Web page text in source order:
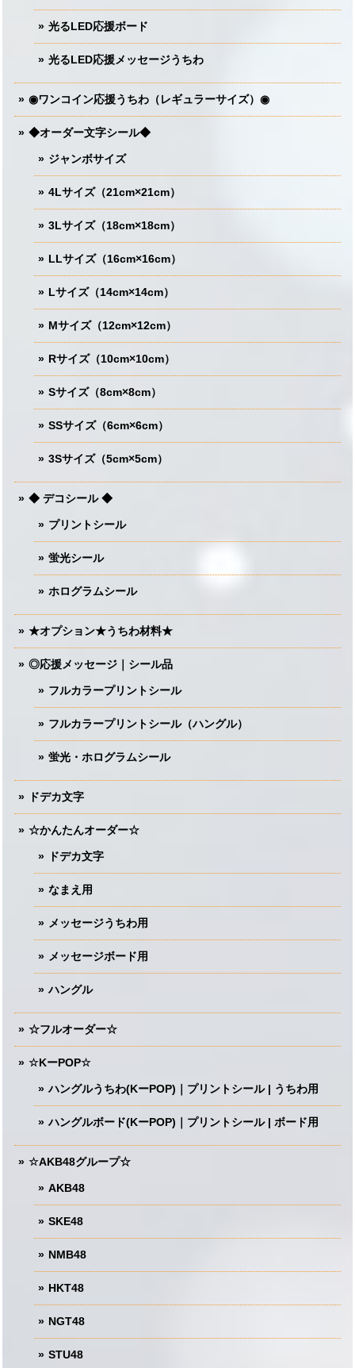
光るLED応援ボード
光るLED応援メッセージうちわ
◉ワンコイン応援うちわ（レギュラーサイズ）◉
◆オーダー文字シール◆
ジャンボサイズ
4Lサイズ（21cm×21cm）
3Lサイズ（18cm×18cm）
LLサイズ（16cm×16cm）
Lサイズ（14cm×14cm）
Mサイズ（12cm×12cm）
Rサイズ（10cm×10cm）
Sサイズ（8cm×8cm）
SSサイズ（6cm×6cm）
3Sサイズ（5cm×5cm）
◆ デコシール ◆
プリントシール
蛍光シール
ホログラムシール
★オプション★うちわ材料★
◎応援メッセージ｜シール品
フルカラープリントシール
フルカラープリントシール（ハングル）
蛍光・ホログラムシール
ドデカ文字
☆かんたんオーダー☆
ドデカ文字
なまえ用
メッセージうちわ用
メッセージボード用
ハングル
☆フルオーダー☆
☆KーPOP☆
ハングルうちわ(KーPOP)｜プリントシール | うちわ用
ハングルボード(KーPOP)｜プリントシール | ボード用
☆AKB48グループ☆
AKB48
SKE48
NMB48
HKT48
NGT48
STU48